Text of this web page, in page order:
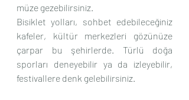
müze gezebilirsiniz.
Bisiklet yolları, sohbet edebileceğiniz
kafeler, kültür merkezleri gözünüze
çarpar bu şehirlerde. Türlü doğa
sporları deneyebilir ya da izleyebilir,
festivallere denk gelebilirsiniz.